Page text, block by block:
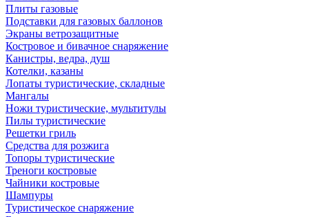
Плиты газовые
Подставки для газовых баллонов
Экраны ветрозащитные
Костровое и бивачное снаряжение
Канистры, ведра, душ
Котелки, казаны
Лопаты туристические, складные
Мангалы
Ножи туристические, мультитулы
Пилы туристические
Решетки гриль
Средства для розжига
Топоры туристические
Треноги костровые
Чайники костровые
Шампуры
Туристическое снаряжение